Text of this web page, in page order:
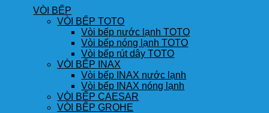
VÒI BẾP
VÒI BẾP TOTO
Vòi bếp nước lạnh TOTO
Vòi bếp nóng lạnh TOTO
Vòi bếp rút dây TOTO
VÒI BẾP INAX
Vòi bếp INAX nước lạnh
Vòi bếp INAX nóng lạnh
VÒI BẾP CAESAR
VÒI BẾP GROHE